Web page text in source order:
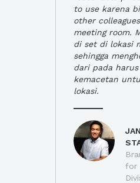
to use karena
other
meeting room.
di set di lokasi
sehingga
dari pada
kemacetan
lokasi.
for